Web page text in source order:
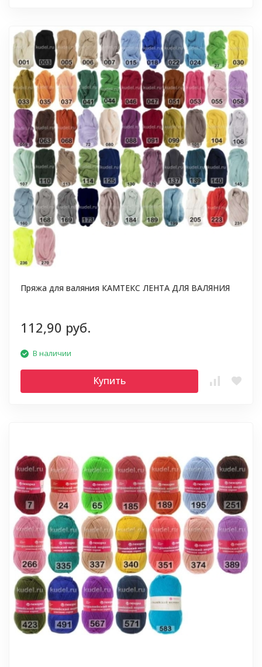
Пряжа для валяния КАМТЕКС ЛЕНТА ДЛЯ ВАЛЯНИЯ
112,90 руб.
В наличии
Купить